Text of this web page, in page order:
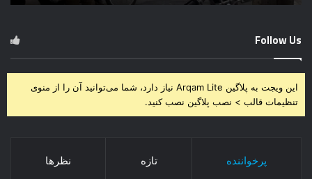
Follow Us
این ویجت به پلاگین Arqam Lite نیاز دارد، شما می‌توانید آن را از منوی
تنظیمات قالب > نصب پلاگین نصب کنید.
پرخواننده تازه نظرها